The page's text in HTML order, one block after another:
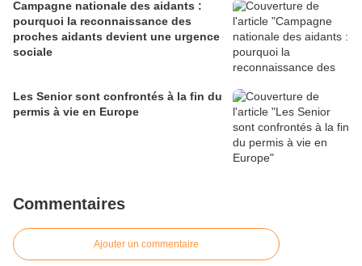
Campagne nationale des aidants :
pourquoi la reconnaissance des
proches aidants devient une urgence
sociale
Les Senior sont confrontés à la fin du
permis à vie en Europe
Commentaires
Ajouter un commentaire